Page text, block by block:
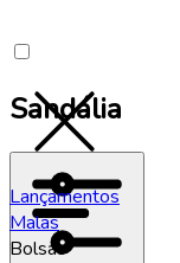
Lançamentos
Malas
Bolsas
Sandália